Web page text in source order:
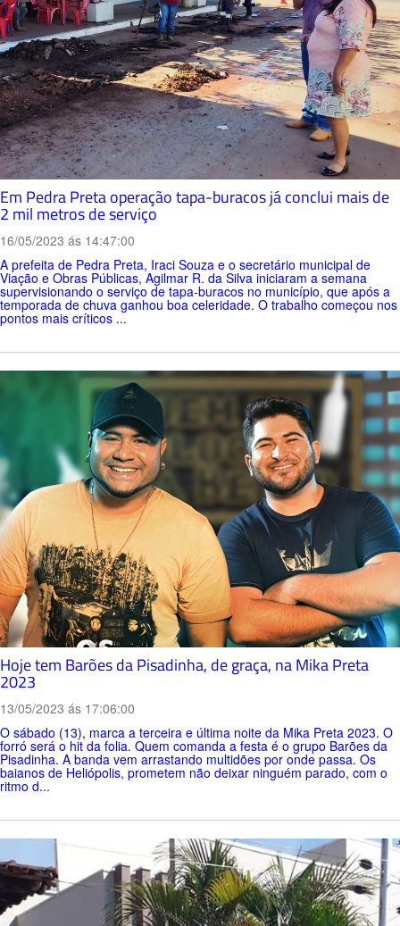
Em Pedra Preta operação tapa-buracos já conclui mais de
2 mil metros de serviço
16/05/2023 ás 14:47:00
A prefeita de Pedra Preta, Iraci Souza e o secretário municipal de
Viação e Obras Públicas, Agilmar R. da Silva iniciaram a semana
supervisionando o serviço de tapa-buracos no município, que após a
temporada de chuva ganhou boa celeridade. O trabalho começou nos
pontos mais críticos ...
Hoje tem Barões da Pisadinha, de graça, na Mika Preta
2023
13/05/2023 ás 17:06:00
O sábado (13), marca a terceira e última noite da Mika Preta 2023. O
forró será o hit da folia. Quem comanda a festa é o grupo Barões da
Pisadinha. A banda vem arrastando multidões por onde passa. Os
baianos de Heliópolis, prometem não deixar ninguém parado, com o
ritmo d...